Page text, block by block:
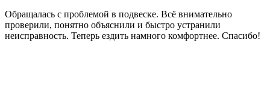
Обращалась с проблемой в подвеске. Всё внимательно
проверили, понятно объяснили и быстро устранили
неисправность. Теперь ездить намного комфортнее. Спасибо!